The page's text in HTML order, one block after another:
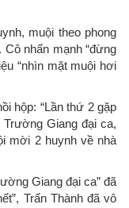
muội theo phong
nhấn mạnh “đừng
“nhìn mặt muội hơi
hộp: “Lần thứ 2 gặp
Giang đại ca,
mời 2 huynh về nhà
Giang đại ca” đã
Trấn Thành đã vô